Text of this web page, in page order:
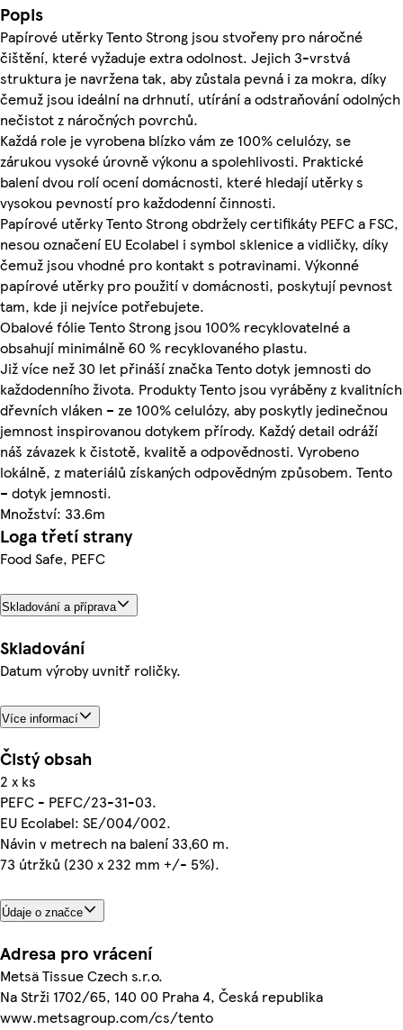
Popis
Papírové utěrky Tento Strong jsou stvořeny pro náročné
čištění, které vyžaduje extra odolnost. Jejich 3-vrstvá
struktura je navržena tak, aby zůstala pevná i za mokra, díky
čemuž jsou ideální na drhnutí, utírání a odstraňování odolných
nečistot z náročných povrchů.
Každá role je vyrobena blízko vám ze 100% celulózy, se
zárukou vysoké úrovně výkonu a spolehlivosti. Praktické
balení dvou rolí ocení domácnosti, které hledají utěrky s
vysokou pevností pro každodenní činnosti.
Papírové utěrky Tento Strong obdržely certifikáty PEFC a FSC,
nesou označení EU Ecolabel i symbol sklenice a vidličky, díky
čemuž jsou vhodné pro kontakt s potravinami. Výkonné
papírové utěrky pro použití v domácnosti, poskytují pevnost
tam, kde ji nejvíce potřebujete.
Obalové fólie Tento Strong jsou 100% recyklovatelné a
obsahují minimálně 60 % recyklovaného plastu.
Již více než 30 let přináší značka Tento dotyk jemnosti do
každodenního života. Produkty Tento jsou vyráběny z kvalitních
dřevních vláken – ze 100% celulózy, aby poskytly jedinečnou
jemnost inspirovanou dotykem přírody. Každý detail odráží
náš závazek k čistotě, kvalitě a odpovědnosti. Vyrobeno
lokálně, z materiálů získaných odpovědným způsobem. Tento
– dotyk jemnosti.
Množství: 33.6m
Loga třetí strany
Food Safe, PEFC
Skladování a příprava
Skladování
Datum výroby uvnitř roličky.
Více informací
Čistý obsah
2 x ks
PEFC - PEFC/23-31-03.
EU Ecolabel: SE/004/002.
Návin v metrech na balení 33,60 m.
73 útržků (230 x 232 mm +/- 5%).
Údaje o značce
Adresa pro vrácení
Metsä Tissue Czech s.r.o.
Na Strži 1702/65, 140 00 Praha 4, Česká republika
www.metsagroup.com/cs/tento